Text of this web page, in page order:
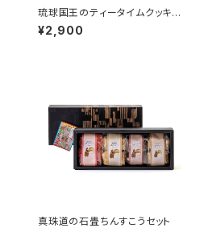
琉球国王のティータイムクッキ
ー
¥2,900
真珠道の石畳ちんすこうセット